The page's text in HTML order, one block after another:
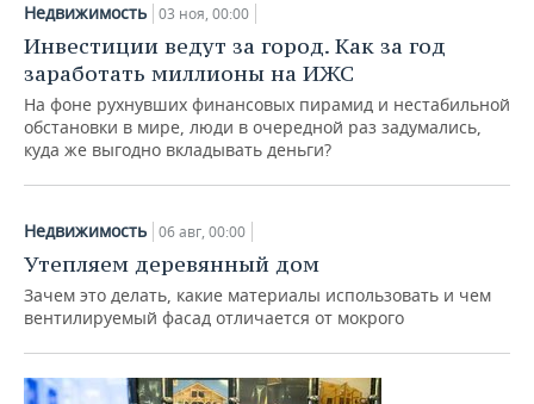
Недвижимость 03 ноя, 00:00
Инвестиции ведут за город. Как за год
заработать миллионы на ИЖС
На фоне рухнувших финансовых пирамид и нестабильной
обстановки в мире, люди в очередной раз задумались,
куда же выгодно вкладывать деньги?
Недвижимость 06 авг, 00:00
Утепляем деревянный дом
Зачем это делать, какие материалы использовать и чем
вентилируемый фасад отличается от мокрого